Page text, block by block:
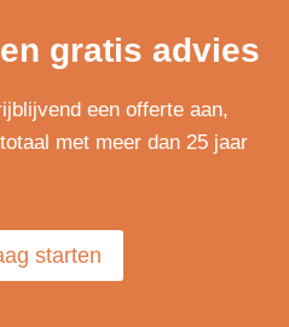
gratis advies
een offerte aan,
met meer dan 25 jaar
starten